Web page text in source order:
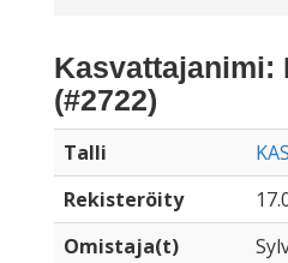
Kasvattajanimi:
(#2722)
Talli
Rekisteröity
Omistaja(t)